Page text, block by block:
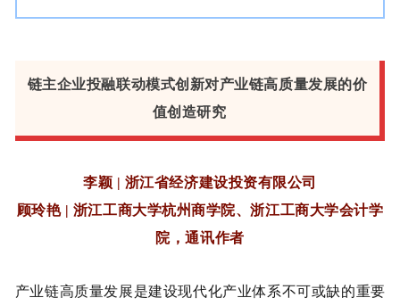
链主企业投融联动模式创新对产业链高质量发展的价
值创造研究
李颖 | 浙江省经济建设投资有限公司
顾玲艳 | 浙江工商大学杭州商学院、浙江工商大学会计学
院，通讯作者
产业链高质量发展是建设现代化产业体系不可或缺的重要